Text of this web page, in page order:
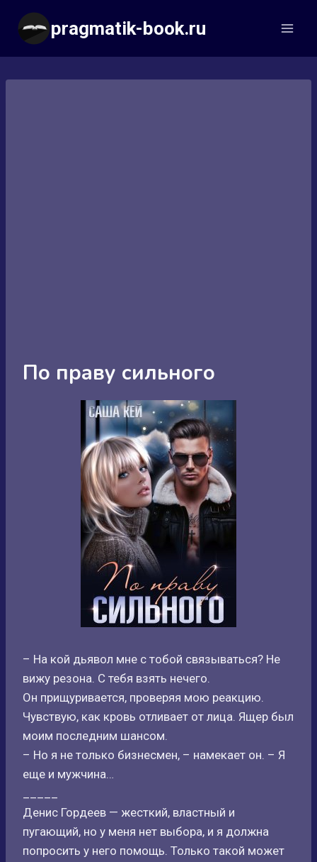
Перейти
содержимому
pragmatik-book.ru
По праву сильного
– На кой дьявол мне с тобой связываться? Не
вижу резона. С тебя взять нечего.
Он прищуривается, проверяя мою реакцию.
Чувствую, как кровь отливает от лица. Ящер был
моим последним шансом.
– Но я не только бизнесмен, – намекает он. – Я
еще и мужчина…
Денис Гордеев — жесткий, властный и
пугающий, но у меня нет выбора, и я должна
попросить у него помощь. Только такой может